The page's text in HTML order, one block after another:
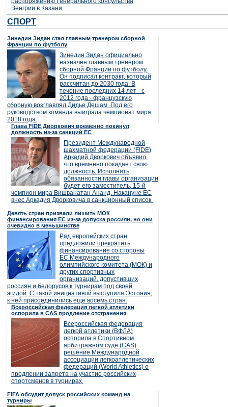
Венгрии в Казани.
СПОРТ
Зинедин Зидан стал главным тренером сборной
Франции по футболу
Зинедин Зидан официально
назначен главным тренером
сборной Франции по футболу.
Он подписал контракт, который
рассчитан до 2030 года. В
течение последних 14 лет - с
2012 года - французскую
сборную возглавлял Дидье Дешам. Под его
руководством команда выиграла чемпионат мира
2018 года.
Глава FIDE Дворкович временно покинул
должность из-за санкций ЕС
Президент Международной
шахматной федерации (FIDE)
Аркадий Дворкович объявил,
что временно покидает свою
должность. Исполнять
обязанности главы организации
будет его заместитель, 15-й
чемпион мира Вишванатан Ананд. Накануне ЕС
внес Аркадия Дворковича в санкционный список.
Девять стран призвали лишить МОК
финансирования ЕС из-за допуска россиян, но они
очевидно в меньшинстве
Ряд европейских стран
предложили прекратить
финансирование со стороны
ЕС Международного
олимпийского комитета (МОК) и
других спортивных
организаций, допустивших
россиян и белорусов к турнирам под своей
эгидой. С такой инициативой выступила Эстония,
к ней присоединились еще восемь стран.
Всероссийская федерация легкой атлетики
оспорила в CAS продление отстранения
Всероссийская федерация
легкой атлетики (ВФЛА)
оспорила в Спортивном
арбитражном суде (CAS)
решение Международной
ассоциации легкоатлетических
федераций (World Athletics) о
продлении запрета на участие российских
спортсменов в турнирах.
FIFA обсудит допуск российских команд на
турниры